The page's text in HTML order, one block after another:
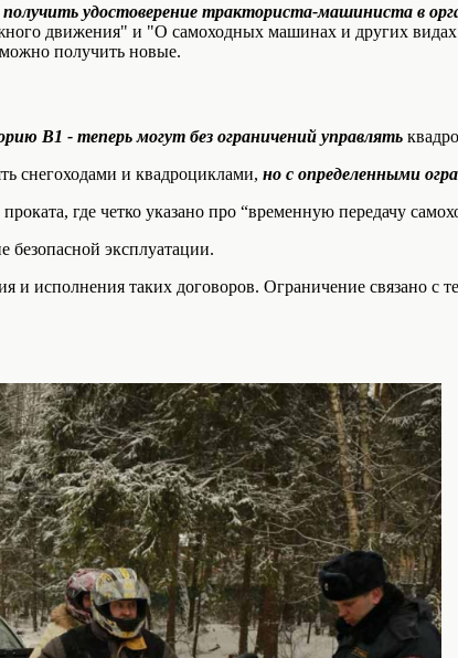
получить удостоверение тракториста-машиниста в
движения" и "О самоходных машинах и других
получить новые.
B1 - теперь могут без ограничений управлять
снегоходами и квадроциклами, но с определенными
где четко указано про “временную передачу
безопасной эксплуатации.
и исполнения таких договоров. Ограничение связано